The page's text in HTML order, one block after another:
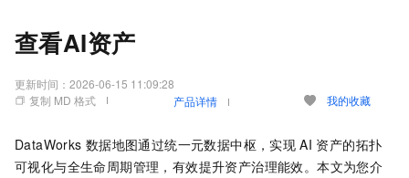
查看AI资产
更新时间： 2026-06-15 11:09:28
复制 MD 格式
产品详情 我的收藏
DataWorks 数据地图通过统一元数据中枢，实现 AI 资产的拓扑
可视化与全生命周期管理，有效提升资产治理能效。本文为您介